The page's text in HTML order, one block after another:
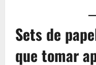
Sets de
que tomar